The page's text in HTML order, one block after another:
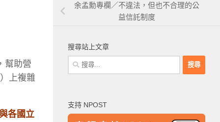
幫助營
上複雜
各國立
余孟勳專欄／不違法，但也不合理的公
益信託制度
搜尋站上文章
搜
尋
字:
支持 NPOST